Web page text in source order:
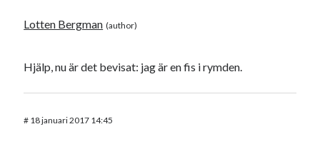
Lotten Bergman
Hjälp, nu är det bevisat: jag är en fis i rymden.
# 18 januari 2017 14:45